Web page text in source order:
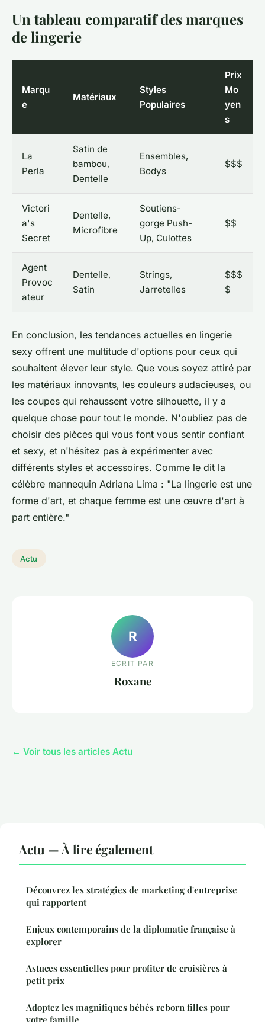
Un tableau comparatif des marques
de lingerie
Marqu
e
Matériaux
Styles
Populaires
Prix
Mo
yen
s
La
Perla
Satin de
bambou,
Dentelle
Ensembles,
Bodys
$$$
Victori
a's
Secret
Dentelle,
Microfibre
Soutiens-
gorge Push-
Up, Culottes
$$
Agent
Provoc
ateur
Dentelle,
Satin
Strings,
Jarretelles
$$$
$
En conclusion, les tendances actuelles en lingerie
sexy offrent une multitude d'options pour ceux qui
souhaitent élever leur style. Que vous soyez attiré par
les matériaux innovants, les couleurs audacieuses, ou
les coupes qui rehaussent votre silhouette, il y a
quelque chose pour tout le monde. N'oubliez pas de
choisir des pièces qui vous font vous sentir confiant
et sexy, et n'hésitez pas à expérimenter avec
différents styles et accessoires. Comme le dit la
célèbre mannequin Adriana Lima : "La lingerie est une
forme d'art, et chaque femme est une œuvre d'art à
part entière."
Actu
R
ECRIT PAR
Roxane
← Voir tous les articles Actu
Actu — À lire également
Découvrez les stratégies de marketing d'entreprise
qui rapportent
Enjeux contemporains de la diplomatie française à
explorer
Astuces essentielles pour profiter de croisières à
petit prix
Adoptez les magnifiques bébés reborn filles pour
votre famille